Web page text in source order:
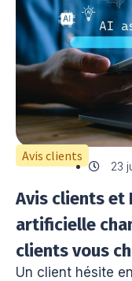
Avis clients
23
Avis clients et
artificielle
clients vous
Un client hésite